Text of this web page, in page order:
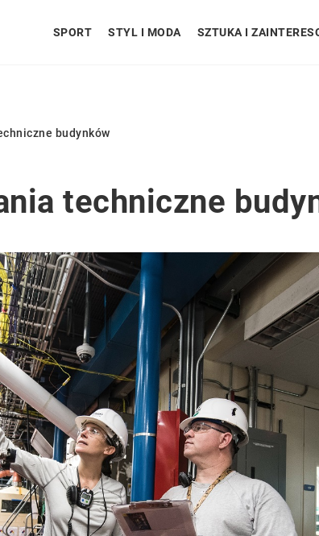
SPORT STYL I MODA SZTUKA I
budynków
techniczne